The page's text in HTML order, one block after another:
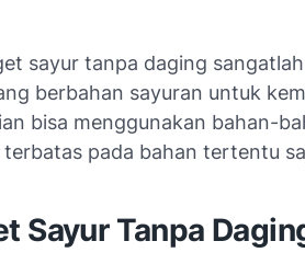
sayur tanpa daging
berbahan sayuran untuk
bisa menggunakan bahan-
pada bahan tertentu
Sayur Tanpa